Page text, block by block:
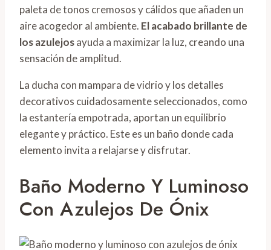
paleta de tonos cremosos y cálidos que añaden un
aire acogedor al ambiente. El acabado brillante de
los azulejosayuda a maximizar la luz, creando una
sensación de amplitud.
La ducha con mampara de vidrio y los detalles
decorativos cuidadosamente seleccionados, como
la estantería empotrada, aportan un equilibrio
elegante y práctico. Este es un baño donde cada
elemento invita a relajarse y disfrutar.
Baño Moderno Y Luminoso
Con Azulejos De Ónix